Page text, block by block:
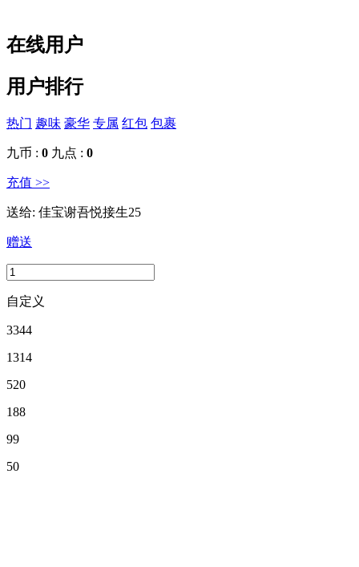
在线用户
用户排行
热门 趣味 豪华 专属 红包 包裹
九币 : 0 九点 : 0
充值 >>
送给: 佳宝谢吾悦接生25
赠送
自定义
3344
1314
520
188
99
50